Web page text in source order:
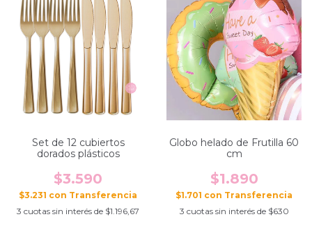
Set de 12 cubiertos
dorados plásticos
$3.590
$3.231 con
3 cuotas sin interés de $1.196,67
Globo helado de Frutilla 60
cm
$1.890
$1.701 con
3 cuotas sin interés de $630